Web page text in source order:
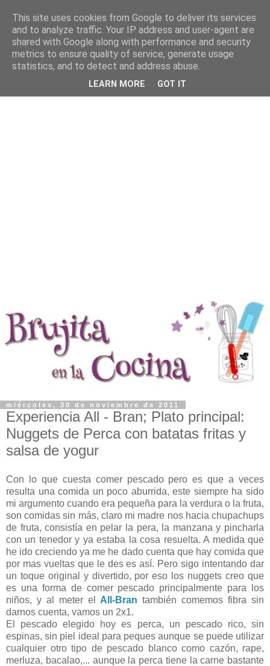
miércoles, 30 de noviembre de 2011
Experiencia All - Bran; Plato principal:
Nuggets de Perca con batatas fritas y
salsa de yogur
Con lo que cuesta comer pescado pero es que a veces
resulta una comida un poco aburrida, este siempre ha sido
mi argumento cuando era pequeña para la verdura o la fruta,
son comidas sin más, claro mi madre nos hacia chupachups
de fruta, consistía en pelar la pera, la manzana y pincharla
con un tenedor y ya estaba la cosa resuelta. A medida que
he ido creciendo ya me he dado cuenta que hay comida que
por mas vueltas que le des es así. Pero sigo intentando dar
un toque original y divertido, por eso los nuggets creo que
es una forma de comer pescado principalmente para los
niños, y al meter el All-Bran también comemos fibra sin
darnos cuenta, vamos un 2x1.
El pescado elegido hoy es perca, un pescado rico, sin
espinas, sin piel ideal para peques aunque se puede utilizar
cualquier otro tipo de pescado blanco como cazón, rape,
merluza, bacalao,... aunque la perca tiene la carne bastante
This site uses cookies from Google to deliver its services
and to analyze traffic. Your IP address and user-agent are
shared with Google along with performance and security
metrics to ensure quality of service, generate usage
statistics, and to detect and address abuse.
LEARN MORE GOT IT